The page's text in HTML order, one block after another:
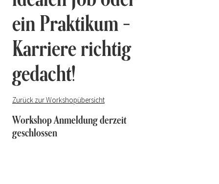
ein Praktikum –
Karriere richtig
gedacht!
Zurück zur Workshopübersicht
Workshop Anmeldung derzeit
geschlossen